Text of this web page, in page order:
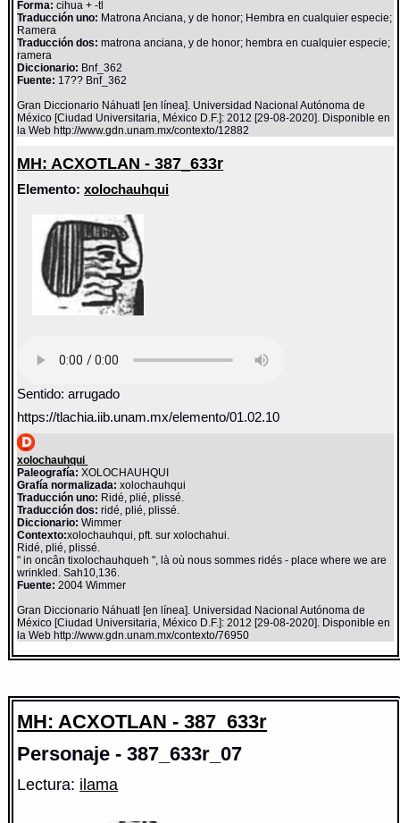
Forma: cihua + -tl
Traducción uno: Matrona Anciana, y de honor; Hembra en cualquier especie;
Ramera
Traducción dos: matrona anciana, y de honor; hembra en cualquier especie;
ramera
Diccionario: Bnf_362
Fuente: 17?? Bnf_362
Gran Diccionario Náhuatl [en línea]. Universidad Nacional Autónoma de
México [Ciudad Universitaria, México D.F.]: 2012 [29-08-2020]. Disponible en
la Web http://www.gdn.unam.mx/contexto/12882
MH: ACXOTLAN - 387_633r
Elemento:xolochauhqui
Sentido: arrugado
https://tlachia.iib.unam.mx/elemento/01.02.10
xolochauhqui
Paleografía: XOLOCHAUHQUI
Grafía normalizada: xolochauhqui
Traducción uno: Ridé, plié, plissé.
Traducción dos: ridé, plié, plissé.
Diccionario:Wimmer
Contexto:xolochauhqui, pft. sur xolochahui.
Ridé, plié, plissé.
" in oncân tixolochauhqueh ", là où nous sommes ridés - place where we are
wrinkled. Sah10,136.
Fuente: 2004 Wimmer
Gran Diccionario Náhuatl [en línea]. Universidad Nacional Autónoma de
México [Ciudad Universitaria, México D.F.]: 2012 [29-08-2020]. Disponible en
la Web http://www.gdn.unam.mx/contexto/76950
MH: ACXOTLAN - 387_633r
Personaje - 387_633r_07
Lectura: ilama